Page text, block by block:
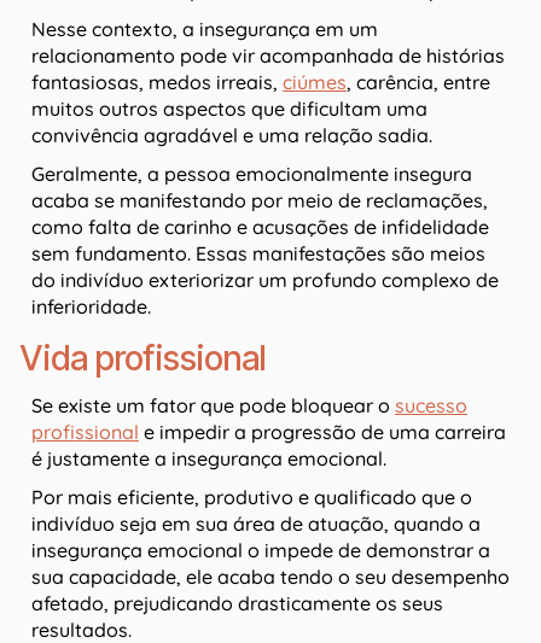
Nesse contexto, a insegurança em um
relacionamento pode vir acompanhada de histórias
fantasiosas, medos irreais, ciúmes, carência, entre
muitos outros aspectos que dificultam uma
convivência agradável e uma relação sadia.
Geralmente, a pessoa emocionalmente insegura
acaba se manifestando por meio de reclamações,
como falta de carinho e acusações de infidelidade
sem fundamento. Essas manifestações são meios
do indivíduo exteriorizar um profundo complexo de
inferioridade.
Vida profissional
Se existe um fator que pode bloquear o sucesso
profissional e impedir a progressão de uma carreira
é justamente a insegurança emocional.
Por mais eficiente, produtivo e qualificado que o
indivíduo seja em sua área de atuação, quando a
insegurança emocional o impede de demonstrar a
sua capacidade, ele acaba tendo o seu desempenho
afetado, prejudicando drasticamente os seus
resultados.